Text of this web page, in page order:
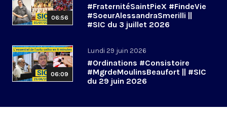
06:56
#FraternitéSaintPieX #FindeVie
#SoeurAlessandraSmerilli ||
#SIC du 3 juillet 2026
06:09
Lundi 29 juin 2026
#Ordinations #Consistoire
#MgrdeMoulinsBeaufort || #SIC
du 29 juin 2026